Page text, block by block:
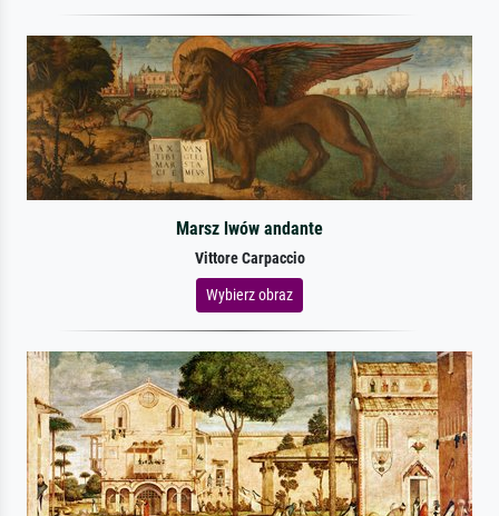
Marsz lwów andante
Vittore Carpaccio
Wybierz obraz